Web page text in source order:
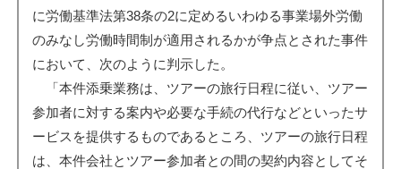
に労働基準法第38条の2に定めるいわゆる事業場外労働
のみなし労働時間制が適用されるかが争点とされた事件
において、次のように判示した。
「本件添乗業務は、ツアーの旅行日程に従い、ツアー
参加者に対する案内や必要な手続の代行などといったサ
ービスを提供するものであるところ、ツアーの旅行日程
は、本件会社とツアー参加者との間の契約内容としてそ